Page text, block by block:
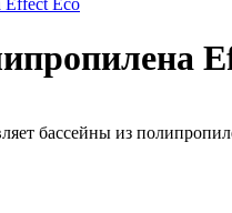
Effect Eco
бассейны из